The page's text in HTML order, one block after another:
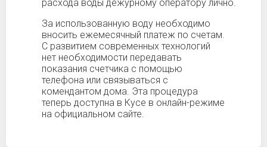
расхода воды дежурному оператору лично.
За использованную воду необходимо
вносить ежемесячный платеж по счетам.
С развитием современных технологий
нет необходимости передавать
показания счетчика с помощью
телефона или связываться с
комендантом дома. Эта процедура
теперь доступна в Кусе в онлайн-режиме
на официальном сайте.